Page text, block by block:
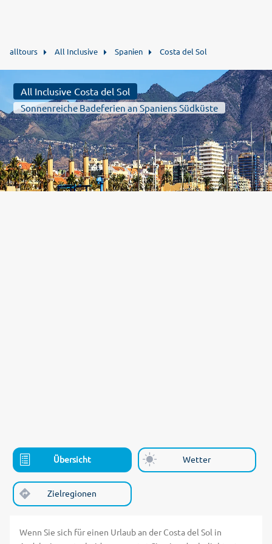
alltours All Inclusive Spanien Costa del Sol
All Inclusive Costa del Sol
Sonnenreiche Badeferien an Spaniens Südküste
Übersicht Wetter
Zielregionen
Wenn Sie sich für einen Urlaub an der Costa del Sol in